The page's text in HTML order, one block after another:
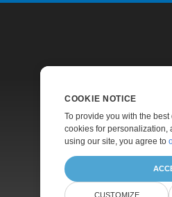
Pricing
Paid Support
About
COOKIE NOTICE
To provide you with the
cookies for personalization,
using our site, you agree to
CUSTOMIZE